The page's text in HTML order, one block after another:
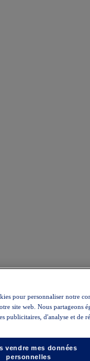
pour personnaliser notre
site web. Nous partageons
publicitaires, d'analyse et de
vendre mes données
personnelles